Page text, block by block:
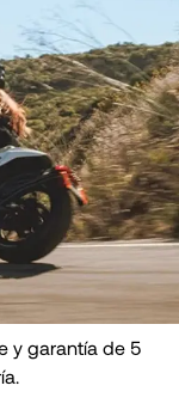
y garantía de 5